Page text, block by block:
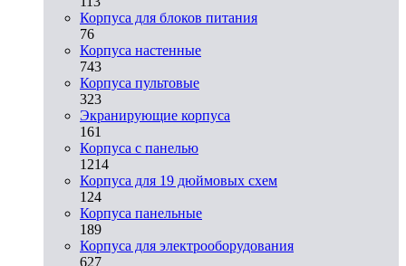
Корпуса для блоков питания
76
Корпуса настенные
743
Корпуса пультовые
323
Экранирующие корпуса
161
Корпуса с панелью
1214
Корпуса для 19 дюймовых схем
124
Корпуса панельные
189
Корпуса для электрооборудования
627